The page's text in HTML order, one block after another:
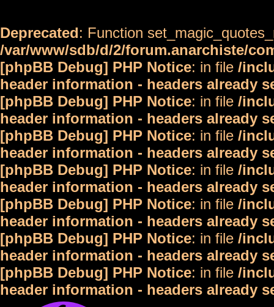
Deprecated: Function
/var/www/sdb/d/2/forum.anarchiste/
[phpBB Debug] PHP Notice: in file /
header information - headers already
[phpBB Debug] PHP Notice: in file /
header information - headers already
[phpBB Debug] PHP Notice: in file /
header information - headers already
[phpBB Debug] PHP Notice: in file /
header information - headers already
[phpBB Debug] PHP Notice: in file /
header information - headers already
[phpBB Debug] PHP Notice: in file /
header information - headers already
[phpBB Debug] PHP Notice: in file /
header information - headers already